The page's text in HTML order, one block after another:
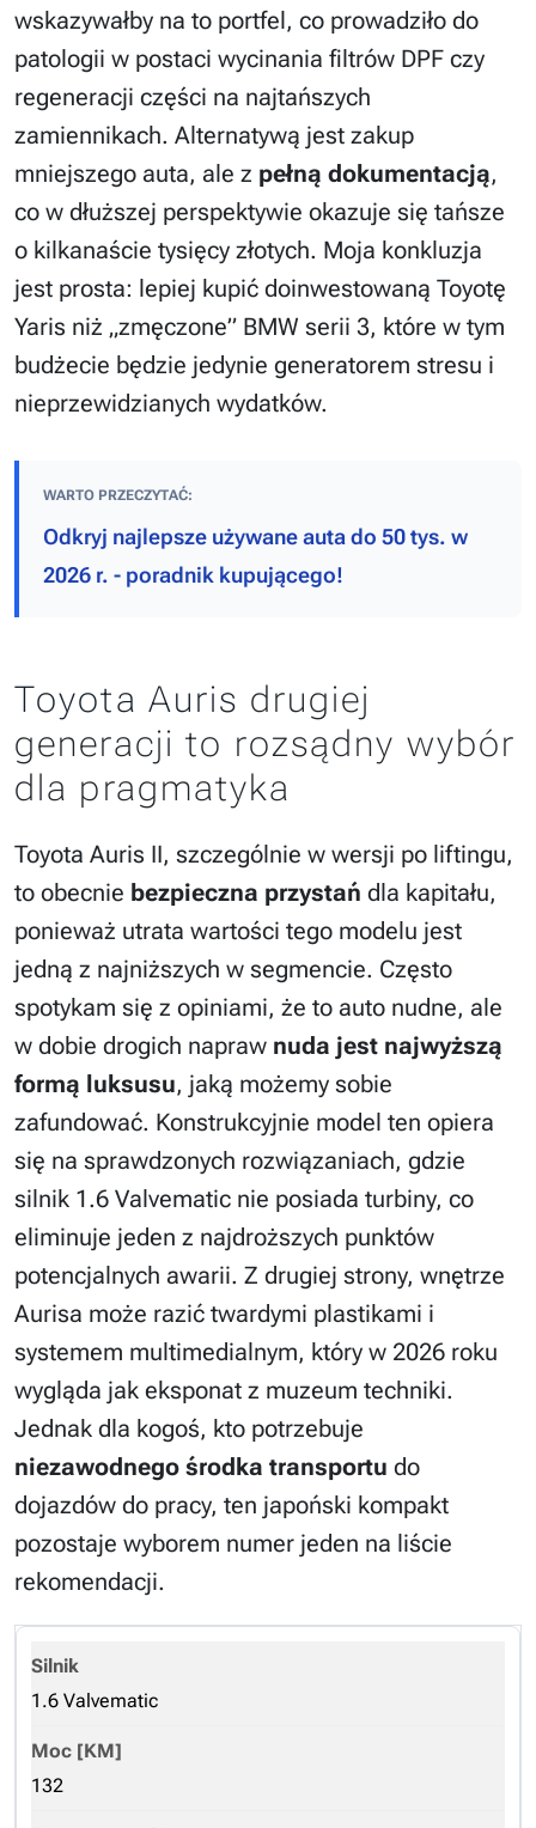
wskazywałby na to portfel, co prowadziło do
patologii w postaci wycinania filtrów DPF czy
regeneracji części na najtańszych
zamiennikach. Alternatywą jest zakup
mniejszego auta, ale z pełną dokumentacją,
co w dłuższej perspektywie okazuje się tańsze
o kilkanaście tysięcy złotych. Moja konkluzja
jest prosta: lepiej kupić doinwestowaną Toyotę
Yaris niż „zmęczone” BMW serii 3, które w tym
budżecie będzie jedynie generatorem stresu i
nieprzewidzianych wydatków.
WARTO PRZECZYTAĆ:
Odkryj najlepsze używane auta do 50 tys. w
2026 r. - poradnik kupującego!
Toyota Auris drugiej
generacji to rozsądny wybór
dla pragmatyka
Toyota Auris II, szczególnie w wersji po liftingu,
to obecnie bezpieczna przystań dla kapitału,
ponieważ utrata wartości tego modelu jest
jedną z najniższych w segmencie. Często
spotykam się z opiniami, że to auto nudne, ale
w dobie drogich napraw nuda jest najwyższą
formą luksusu, jaką możemy sobie
zafundować. Konstrukcyjnie model ten opiera
się na sprawdzonych rozwiązaniach, gdzie
silnik 1.6 Valvematic nie posiada turbiny, co
eliminuje jeden z najdroższych punktów
potencjalnych awarii. Z drugiej strony, wnętrze
Aurisa może razić twardymi plastikami i
systemem multimedialnym, który w 2026 roku
wygląda jak eksponat z muzeum techniki.
Jednak dla kogoś, kto potrzebuje
niezawodnego środka transportu do
dojazdów do pracy, ten japoński kompakt
pozostaje wyborem numer jeden na liście
rekomendacji.
1.6 Valvematic
132